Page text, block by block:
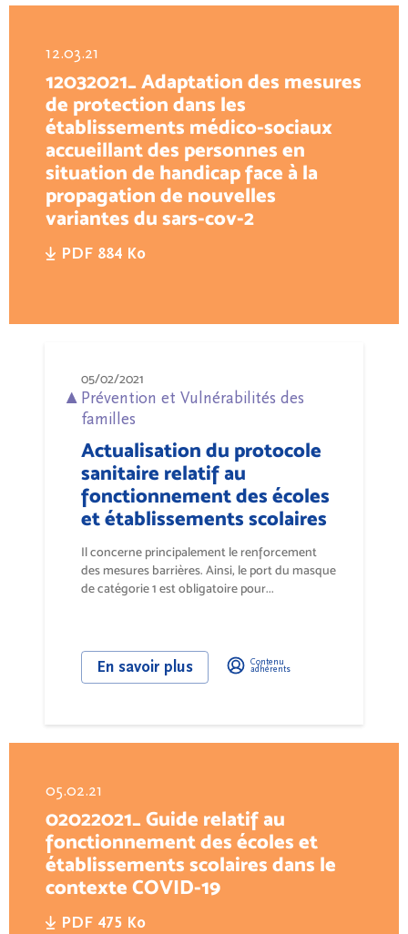
12.03.21
12032021_ Adaptation des mesures
de protection dans les
établissements médico-sociaux
accueillant des personnes en
situation de handicap face à la
propagation de nouvelles
variantes du sars-cov-2
PDF 884 Ko
05/02/2021
Prévention et Vulnérabilités des
familles
Actualisation du protocole
sanitaire relatif au
fonctionnement des écoles
et établissements scolaires
Il concerne principalement le renforcement
des mesures barrières. Ainsi, le port du masque
de catégorie 1 est obligatoire pour...
En savoir plus Contenu
adhérents
05.02.21
02022021_ Guide relatif au
fonctionnement des écoles et
établissements scolaires dans le
contexte COVID-19
PDF 475 Ko